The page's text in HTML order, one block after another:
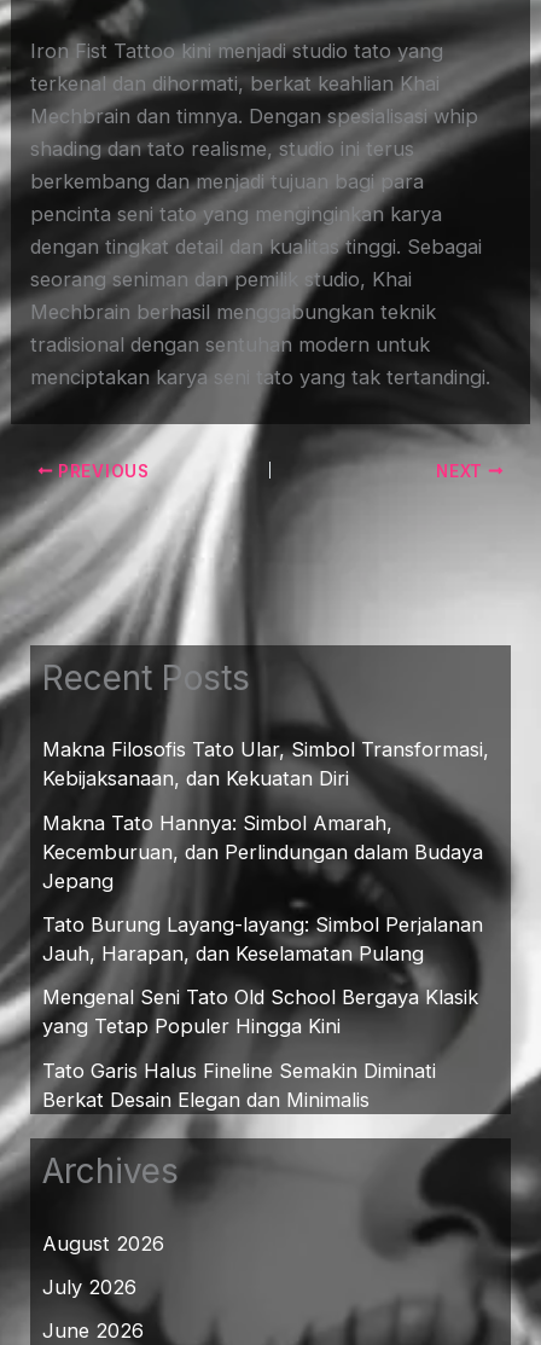
Iron Fist Tattoo kini menjadi studio tato yang
terkenal dan dihormati, berkat keahlian Khai
Mechbrain dan timnya. Dengan spesialisasi whip
shading dan tato realisme, studio ini terus
berkembang dan menjadi tujuan bagi para
pencinta seni tato yang menginginkan karya
dengan tingkat detail dan kualitas tinggi. Sebagai
seorang seniman dan pemilik studio, Khai
Mechbrain berhasil menggabungkan teknik
tradisional dengan sentuhan modern untuk
menciptakan karya seni tato yang tak tertandingi.
PREVIOUS NEXT
Recent Posts
Makna Filosofis Tato Ular, Simbol Transformasi,
Kebijaksanaan, dan Kekuatan Diri
Makna Tato Hannya: Simbol Amarah,
Kecemburuan, dan Perlindungan dalam Budaya
Jepang
Tato Burung Layang-layang: Simbol Perjalanan
Jauh, Harapan, dan Keselamatan Pulang
Mengenal Seni Tato Old School Bergaya Klasik
yang Tetap Populer Hingga Kini
Tato Garis Halus Fineline Semakin Diminati
Berkat Desain Elegan dan Minimalis
Archives
August 2026
July 2026
June 2026